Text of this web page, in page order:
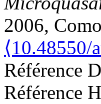
2006,
⟨10.48550/
Référence
Référence